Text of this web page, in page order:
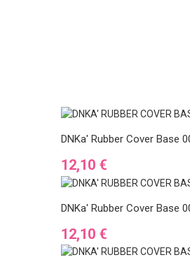
DNKa' Rubber Cover Base
Ár
12,10 €
DNKa' Rubber Cover Base
Ár
12,10 €